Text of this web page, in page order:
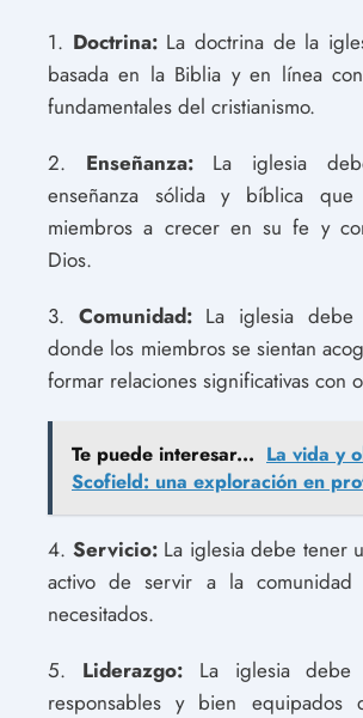
1. Doctrina:La doctrina de la
basada en la Biblia y en línea
fundamentales del cristianismo.
2. Enseñanza:La iglesia
enseñanza sólida y bíblica
miembros a crecer en su fe y
Dios.
3. Comunidad:La iglesia debe
donde los miembros se sientan
formar relaciones significativas con
Te puede interesar... La vida y
Scofield: una exploración en
4. Servicio:La iglesia debe tener
activo de servir a la
necesitados.
5. Liderazgo:La iglesia debe
responsables y bien equipados